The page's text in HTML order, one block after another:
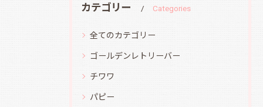
カテゴリー Categories
全てのカテゴリー
ゴールデンレトリーバー
チワワ
パピー